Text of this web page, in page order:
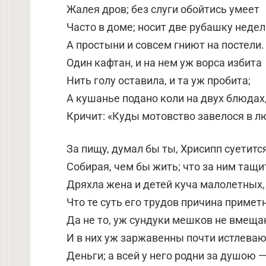
Жалея дров; без слуги обойтись умеет
Часто в доме; носит две рубашку
А простыни и совсем гниют на постели.
Один кафтан, и на нем уж ворса избита
Нить голу оставила, и та уж пробита;
А кушанье подано коли на двух блюдах,
Кричит: «Куды мотовство завелося в
За пищу, думал бы ты, Хрисипп
Собирая, чем бы жить; что за ним
Дряхла жена и детей куча малолетных,
Что те суть его трудов причина
Да не то, уж сундуки мешков не
И в них уж заржавенны почти
Деньги; а всей у него родни за душою —